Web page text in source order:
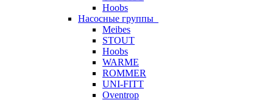
Hoobs
Насосные группы
Meibes
STOUT
Hoobs
WARME
ROMMER
UNI-FITT
Oventrop